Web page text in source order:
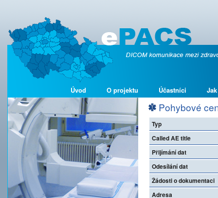
Úvod O projektu Účastníci
Pohybové
Typ
Called AE title
Přijímání dat
Odesílání dat
Žádosti o dokumentaci
Adresa